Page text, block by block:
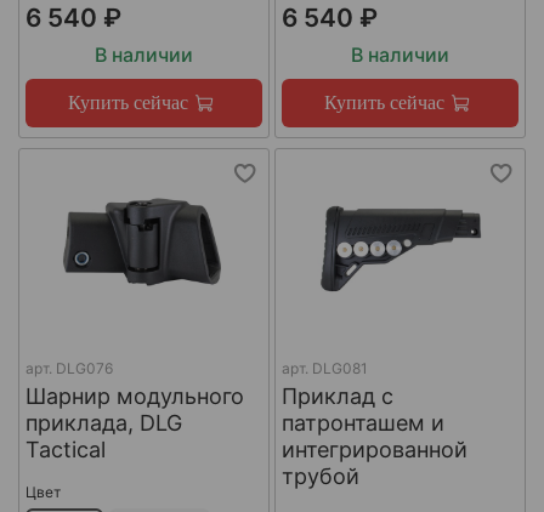
6 540 ₽
В наличии
Купить сейчас
6 540 ₽
В наличии
Купить сейчас
арт. DLG076
Шарнир модульного
приклада, DLG
Tactical
Цвет
арт. DLG081
Приклад с
патронташем и
интегрированной
трубой